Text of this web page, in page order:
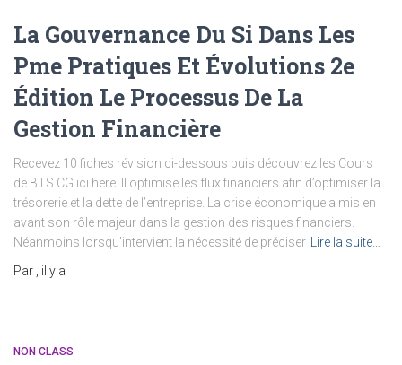
La Gouvernance Du Si Dans Les
Pme Pratiques Et Évolutions 2e
Édition Le Processus De La
Gestion Financière
Recevez 10 fiches révision ci-dessous puis découvrez les Cours
de BTS CG ici here. Il optimise les flux financiers afin d’optimiser la
trésorerie et la dette de l’entreprise. La crise économique a mis en
avant son rôle majeur dans la gestion des risques financiers.
Néanmoins lorsqu’intervient la nécessité de préciser
Lire la suite…
Par
, il y a
NON CLASS